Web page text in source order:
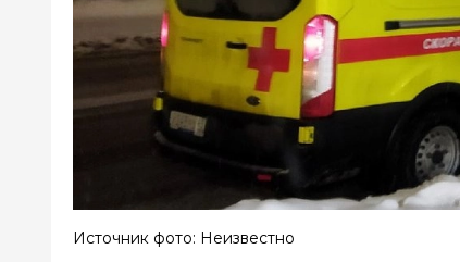
Источник фото: Неизвестно